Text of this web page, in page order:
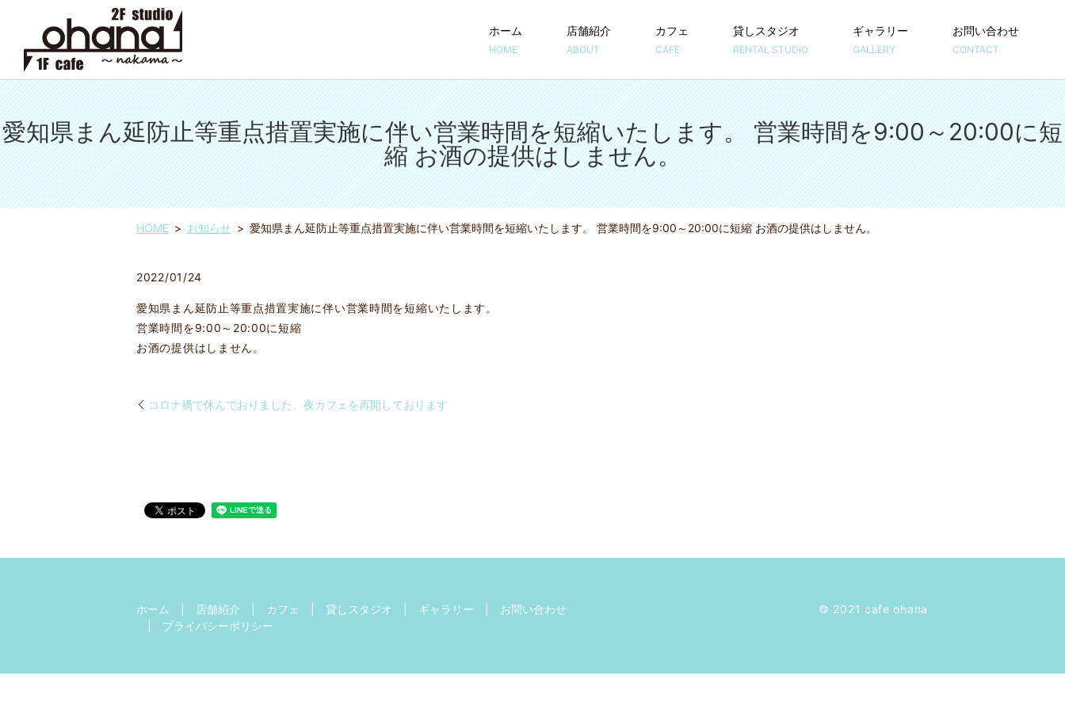
ホーム
HOME
店舗紹介
ABOUT
カフェ
CAFE
貸しスタジオ
RENTAL STUDIO
ギャラリー
GALLERY
お問い合わせ
CONTACT
愛知県まん延防止等重点措置実施に伴い営業時間を短縮いたします。 営業時間を9:00～20:00に短
縮 お酒の提供はしません。
HOME お知らせ 愛知県まん延防止等重点措置実施に伴い営業時間を短縮いたします。 営業時間を9:00～20:00に短縮 お酒の提供はしません。
2022/01/24
愛知県まん延防止等重点措置実施に伴い営業時間を短縮いたします。
営業時間を9:00～20:00に短縮
お酒の提供はしません。
コロナ禍で休んでおりました、夜カフェを再開しております
ホーム 店舗紹介 カフェ 貸しスタジオ ギャラリー
お問い合わせ
プライバシーポリシー
© 2021 cafe ohana